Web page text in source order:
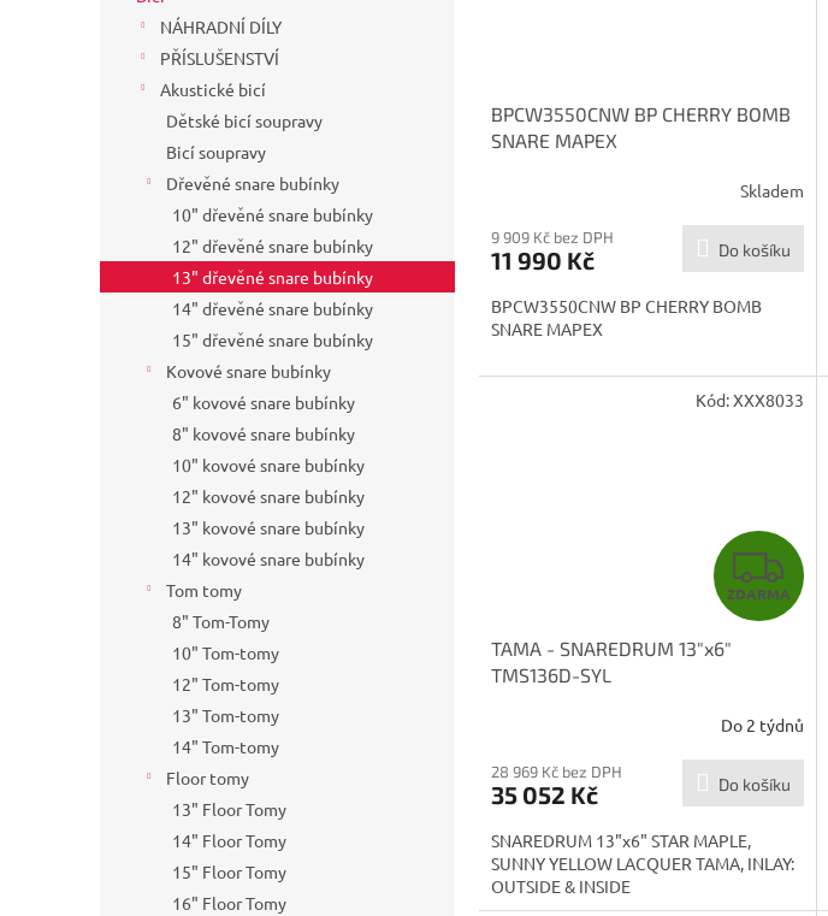
NÁHRADNÍ DÍLY
PŘÍSLUŠENSTVÍ
Akustické bicí
Dětské bicí soupravy
Bicí soupravy
Dřevěné snare bubínky
10" dřevěné snare bubínky
12" dřevěné snare bubínky
13" dřevěné snare bubínky
14" dřevěné snare bubínky
15" dřevěné snare bubínky
Kovové snare bubínky
6" kovové snare bubínky
8" kovové snare bubínky
10" kovové snare bubínky
12" kovové snare bubínky
13" kovové snare bubínky
14" kovové snare bubínky
Tom tomy
8" Tom-Tomy
10" Tom-tomy
12" Tom-tomy
13" Tom-tomy
14" Tom-tomy
Floor tomy
13" Floor Tomy
14" Floor Tomy
15" Floor Tomy
16" Floor Tomy
BPCW3550CNW BP CHERRY BOMB
SNARE MAPEX
Skladem
9 909 Kč bez DPH
11 990 Kč Do košíku
BPCW3550CNW BP CHERRY BOMB
SNARE MAPEX
Z
D
R
M
A
ZDARMA
TAMA - SNAREDRUM 13"x6"
TMS136D-SYL
Do 2 týdnů
28 969 Kč bez DPH
35 052 Kč Do košíku
SNAREDRUM 13"x6" STAR MAPLE,
SUNNY YELLOW LACQUER TAMA, INLAY:
OUTSIDE & INSIDE
Kód:XXX8033